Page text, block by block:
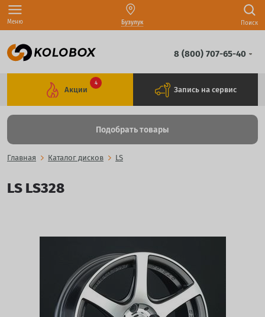
Меню Бузулук Поиск
8 (800) 707-65-40
Акции
4
Запись на сервис
Подобрать товары
Главная Каталог дисков LS
LS LS328